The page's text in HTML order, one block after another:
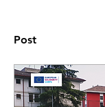
Post